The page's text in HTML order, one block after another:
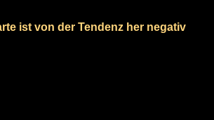
ist von der Tendenz her negativ